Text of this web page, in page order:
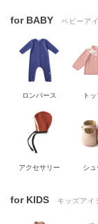
for BABY ベビーア
ロンパース ト
アクセサリー シ
for KIDS キッズアイ